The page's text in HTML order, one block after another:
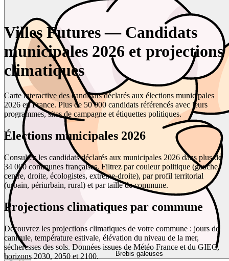
Brebis galeuses
Villes Futures — Candidats
municipales 2026 et projections
climatiques
Carte interactive des candidats déclarés aux élections municipales
2026 en France. Plus de 50 000 candidats référencés avec leurs
programmes, sites de campagne et étiquettes politiques.
Élections municipales 2026
Consultez les candidats déclarés aux municipales 2026 dans plus de
34 000 communes françaises. Filtrez par couleur politique (gauche,
centre, droite, écologistes, extrême-droite), par profil territorial
(urbain, périurbain, rural) et par taille de commune.
Projections climatiques par commune
Découvrez les projections climatiques de votre commune : jours de
canicule, température estivale, élévation du niveau de la mer,
sécheresses des sols. Données issues de Météo France et du GIEC,
horizons 2030, 2050 et 2100.